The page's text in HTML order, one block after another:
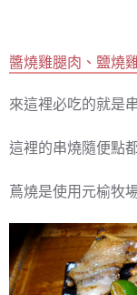
醬燒雞腿肉、鹽燒
來這裡必吃的就是
這裡的串燒隨便點
蔦燒是使用元榆牧